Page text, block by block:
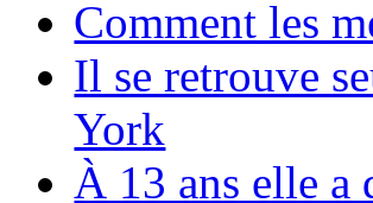
Comment les
Il se retrouve
York
À 13 ans elle a